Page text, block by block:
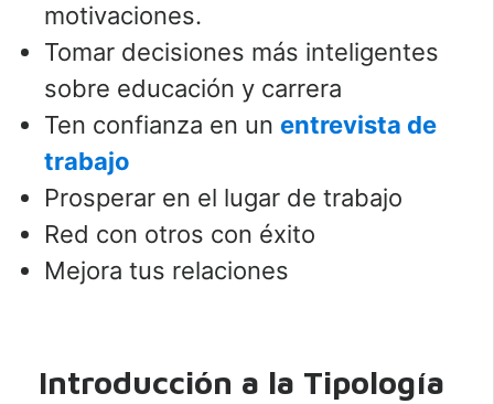
motivaciones.
Tomar decisiones más inteligentes
sobre educación y carrera
Ten confianza en un entrevista de
trabajo
Prosperar en el lugar de trabajo
Red con otros con éxito
Mejora tus relaciones
Introducción a la Tipología